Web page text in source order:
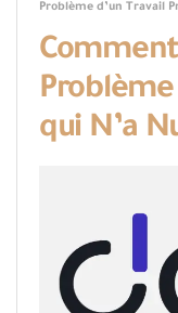
Problème d’un Travail
qui N’a